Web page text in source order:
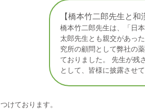
【橋本竹二郎先生と和
橋本竹二郎先生は、「日
太郎先生とも親交があっ
究所の顧問として弊社の
ておりました。 先生が残
として、皆様に披露させ
けております。